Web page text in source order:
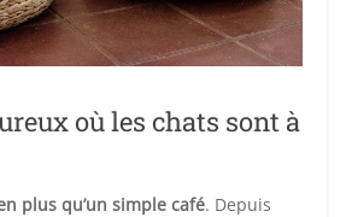
où les chats sont à
plus qu’un simple café. Depuis